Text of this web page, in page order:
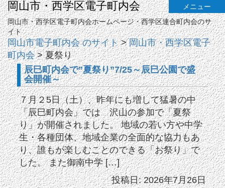
岡山市・西学区電子町内会
メニュー
岡山市・西学区電子町内会ホームページ・西学区連合町内会のサ
イト
岡山市電子町内会 のサイト>岡山市・西学区電子
町内会>夏祭り
辰巳町内会で”夏祭り”7/25～辰巳公園で盛
会開催～
７月２5日（土）、昨年にも増して猛暑の中
「辰巳町内会」では 沢山の参加で「夏祭
り」が開催されました。 地域の若い方や中学
生・各種団体、地域企業の全面的な協力もあ
り、誰もが楽しむことのできる「お祭り」で
した。 また御南中学 […]
投稿日: 2026年7月26日